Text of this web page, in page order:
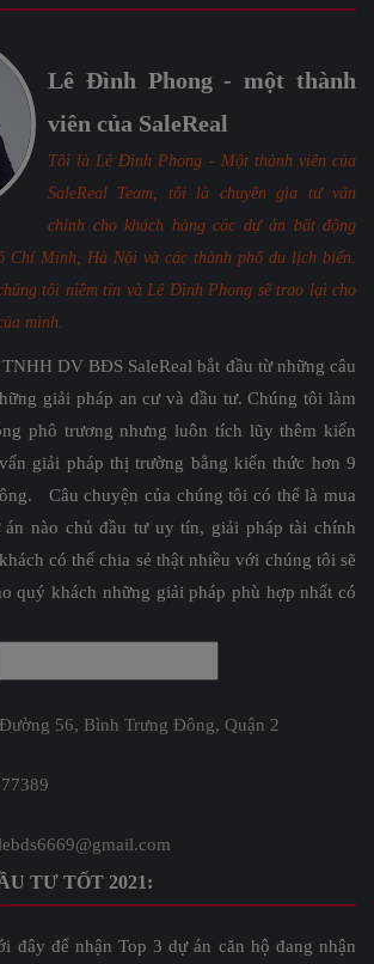
Lê Đình Phong - một thành
viên của SaleReal
Tôi là Lê Đình Phong - Một thành viên của
SaleReal Team, tôi là chuyên gia tư vấn
chính cho khách hàng các dự án bất động
Chí Minh, Hà Nội và các thành phố du lịch biển.
tôi niềm tin và Lê Đình Phong sẽ trao lại cho
mình.
DV BĐS SaleReal bắt đầu từ những câu
giải pháp an cư và đầu tư. Chúng tôi làm
phô trương nhưng luôn tích lũy thêm kiến
giải pháp thị trường bằng kiến thức hơn 9
Câu chuyện của chúng tôi có thể là mua
nào chủ đầu tư uy tín, giải pháp tài chính
có thể chia sẻ thật nhiều với chúng tôi sẽ
quý khách những giải pháp phù hợp nhất có
56, Bình Trưng Đông, Quận 2
TƯ TỐT 2021:
đây để nhận Top 3 dự án căn hộ đang nhận